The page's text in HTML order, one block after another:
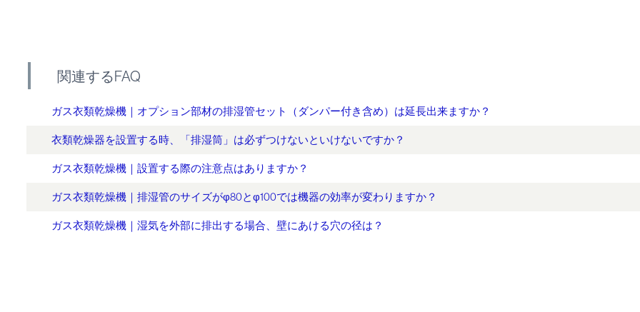
関連するFAQ
ガス衣類乾燥機｜オプション部材の排湿管セット（ダンパー付き含め）は延長出来ますか？
衣類乾燥器を設置する時、「排湿筒」は必ずつけないといけないですか？
ガス衣類乾燥機｜設置する際の注意点はありますか？
ガス衣類乾燥機｜排湿管のサイズがφ80とφ100では機器の効率が変わりますか？
ガス衣類乾燥機｜湿気を外部に排出する場合、壁にあける穴の径は？